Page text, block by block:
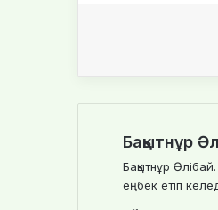
Бақытнұр
Бақытнұр
еңбек етіп